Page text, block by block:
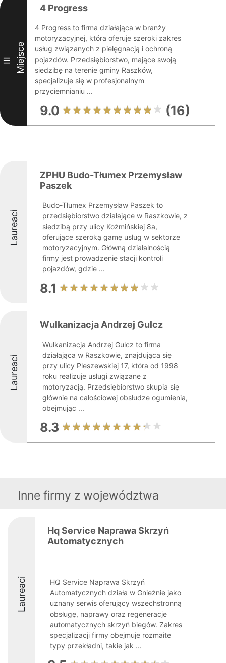
III Miejsce
4 Progress
4 Progress to firma działająca w branży
motoryzacyjnej, która oferuje szeroki zakres
usług związanych z pielęgnacją i ochroną
pojazdów. Przedsiębiorstwo, mające swoją
siedzibę na terenie gminy Raszków,
specjalizuje się w profesjonalnym
przyciemnianiu ...
9.0 (16)
Laureaci
ZPHU Budo-Tłumex Przemysław
Paszek
Budo-Tłumex Przemysław Paszek to
przedsiębiorstwo działające w Raszkowie, z
siedzibą przy ulicy Koźmińskiej 8a,
oferujące szeroką gamę usług w sektorze
motoryzacyjnym. Główną działalnością
firmy jest prowadzenie stacji kontroli
pojazdów, gdzie ...
8.1
Laureaci
Wulkanizacja Andrzej Gulcz
Wulkanizacja Andrzej Gulcz to firma
działająca w Raszkowie, znajdująca się
przy ulicy Pleszewskiej 17, która od 1998
roku realizuje usługi związane z
motoryzacją. Przedsiębiorstwo skupia się
głównie na całościowej obsłudze ogumienia,
obejmując ...
8.3
Inne firmy z województwa
Laureaci
Hq Service Naprawa Skrzyń
Automatycznych
HQ Service Naprawa Skrzyń
Automatycznych działa w Gnieźnie jako
uznany serwis oferujący wszechstronną
obsługę, naprawy oraz regeneracje
automatycznych skrzyń biegów. Zakres
specjalizacji firmy obejmuje rozmaite
typy przekładni, takie jak ...